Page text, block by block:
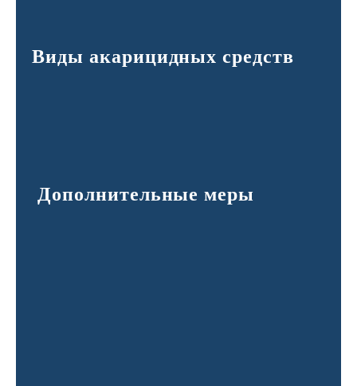
Виды акарицидных средств
Дополнительные меры